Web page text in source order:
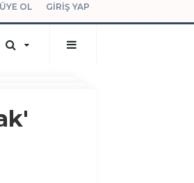
ÜYE OL GİRİŞ YAP